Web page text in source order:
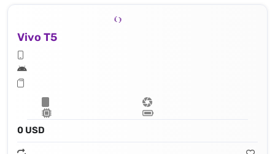
Vivo T5
0 USD